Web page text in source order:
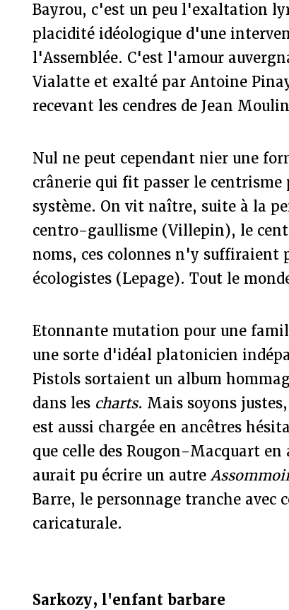
Bayrou, c'est un peu l'exaltation
placidité idéologique d'une
l'Assemblée. C'est l'amour
Vialatte et exalté par Antoine
recevant les cendres de Jean
Nul ne peut cependant nier une
crânerie qui fit passer le
système. On vit naître, suite à la
centro-gaullisme (Villepin), le
noms, ces colonnes n'y suffiraient
écologistes (Lepage). Tout le
Etonnante mutation pour une
une sorte d'idéal platonicien
Pistols sortaient un album
dans les charts. Mais soyons
est aussi chargée en ancêtres
que celle des Rougon-Macquart
aurait pu écrire un autre
Barre, le personnage tranche
caricaturale.
Sarkozy, l'enfant barbare